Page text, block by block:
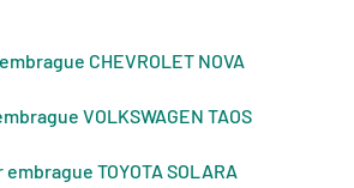
CHEVROLET NOVA
VOLKSWAGEN TAOS
embrague TOYOTA SOLARA